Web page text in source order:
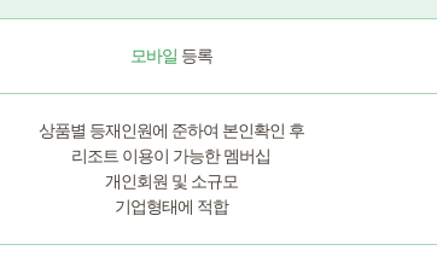
모바일 등록
상품별 등재인원에 준하여 본인확인 후
리조트 이용이 가능한 멤버십
개인회원 및 소규모
기업형태에 적합